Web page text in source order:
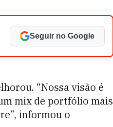
Seguir no Google
“Nossa visão é
mix de portfólio mais
informou o